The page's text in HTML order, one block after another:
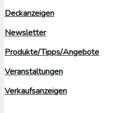
Deckanzeigen
Newsletter
Produkte/Tipps/Angebote
Veranstaltungen
Verkaufsanzeigen